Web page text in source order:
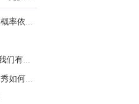
国联民生证券：今年美联储继续降息的概率依然不低
关税无效+新增10%临时关税解读！ 对我们有哪些影响？
淘气天尊：节前市场暗藏玄机，马年首秀如何破局？